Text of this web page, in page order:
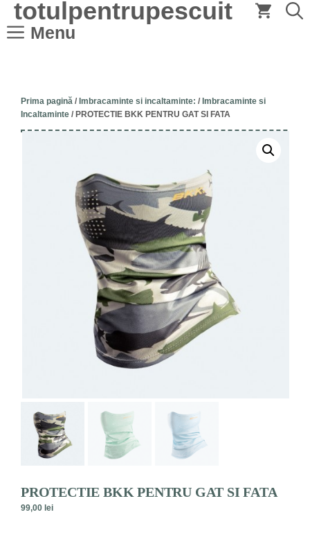
Sari
conținut
totulpentrupescuit
Menu
Prima pagină / Imbracaminte si incaltaminte: / Imbracaminte si
Incaltaminte / PROTECTIE BKK PENTRU GAT SI FATA
PROTECTIE BKK PENTRU GAT SI FATA
99,00 lei